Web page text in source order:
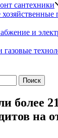
сантехники
и
газовые
более
на